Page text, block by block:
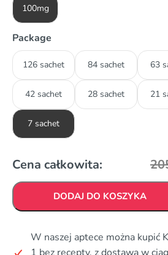
100mg
Package
126 sachet 84 sachet 63
42 sachet 28 sachet 21
7 sachet
Cena całkowita:
DODAJ DO KOSZYKA
W naszej aptece można kupić